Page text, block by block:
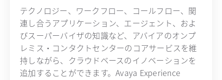
テクノロジー、ワークフロー、コールフロー、関
連し合うアプリケーション、エージェント、およ
びスーパーバイザの知識など、アバイアのオンプ
レミス・コンタクトセンターのコアサービスを維
持しながら、クラウドベースのイノベーションを
追加することができます。Avaya Experience